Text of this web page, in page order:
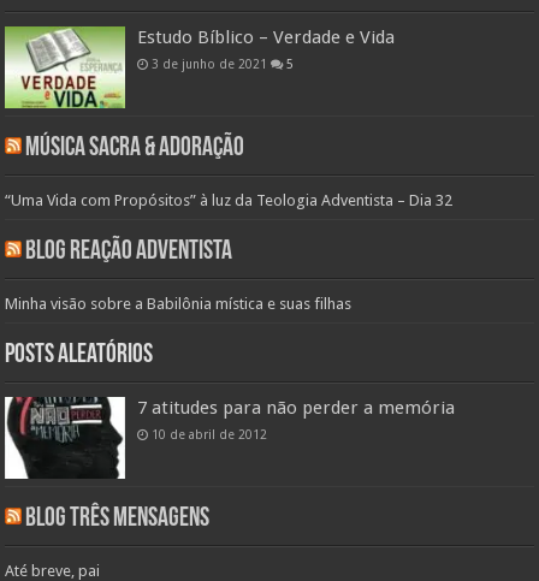
Estudo Bíblico – Verdade e Vida
3 de junho de 2021 5
Música Sacra & Adoração
“Uma Vida com Propósitos” à luz da Teologia Adventista – Dia 32
Blog Reação Adventista
Minha visão sobre a Babilônia mística e suas filhas
Posts aleatórios
7 atitudes para não perder a memória
10 de abril de 2012
Blog Três Mensagens
Até breve, pai